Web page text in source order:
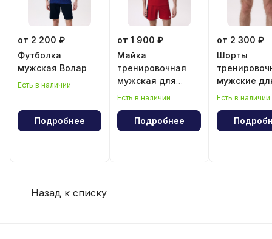
от 2 200 ₽
Футболка
мужская Волар
Есть в наличии
Подробнее
от 1 900 ₽
Майка
тренировочная
мужская для
классического
Есть в наличии
Подробнее
от 2 300 ₽
Шорты
мужские
Есть в наличии
Назад к списку